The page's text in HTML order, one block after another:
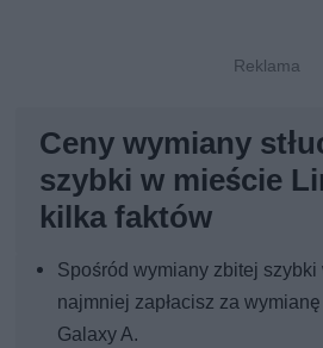
Ceny wymiany
szybki w mieście
kilka faktów
Spośród wymiany zbitej
najmniej zapłacisz za
Galaxy A.